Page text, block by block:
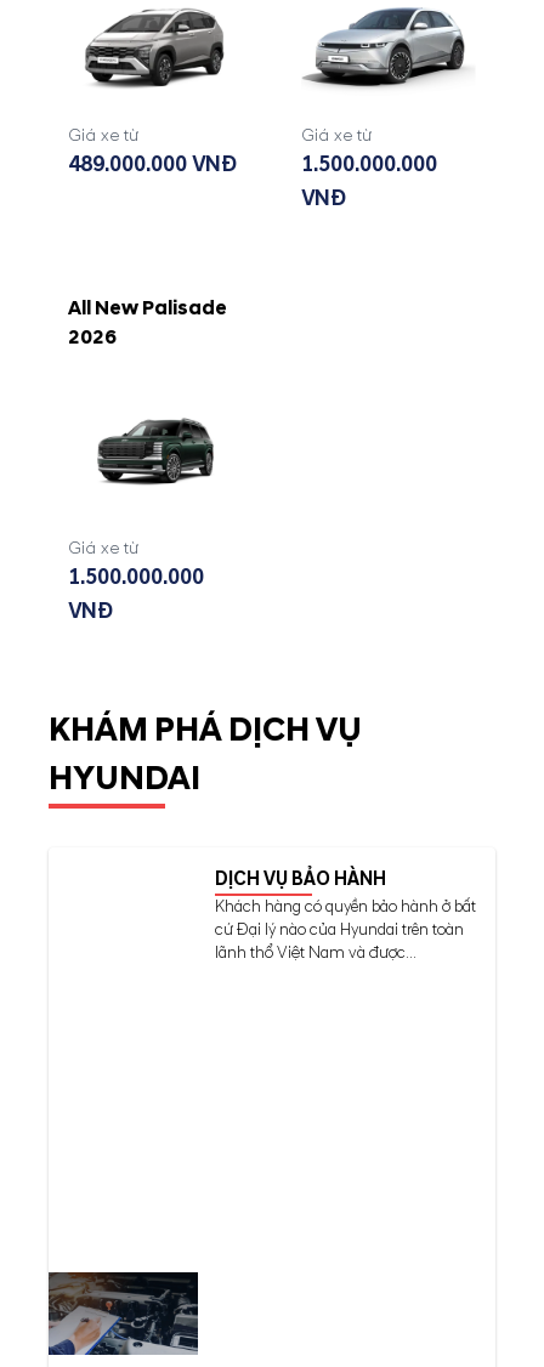
Giá xe từ
489.000.000 VNĐ
Giá xe từ
1.500.000.000
VNĐ
All New Palisade
2026
Giá xe từ
1.500.000.000
VNĐ
KHÁM PHÁ DỊCH VỤ
HYUNDAI
DỊCH VỤ BẢO HÀNH
Khách hàng có quyền bảo hành ở bất
cứ Đại lý nào của Hyundai trên toàn
lãnh thổ Việt Nam và được...